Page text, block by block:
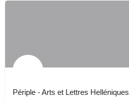
Périple - Arts et Lettres Helléniques